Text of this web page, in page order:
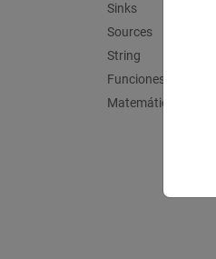
Sinks
Sources
String
Funciones
Matemáticas y